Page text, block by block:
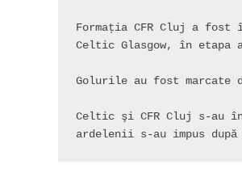
Formaţia CFR Cluj a
Celtic Glasgow, în etapa
Golurile au fost marcate
Celtic şi CFR Cluj s-
ardelenii s-au impus